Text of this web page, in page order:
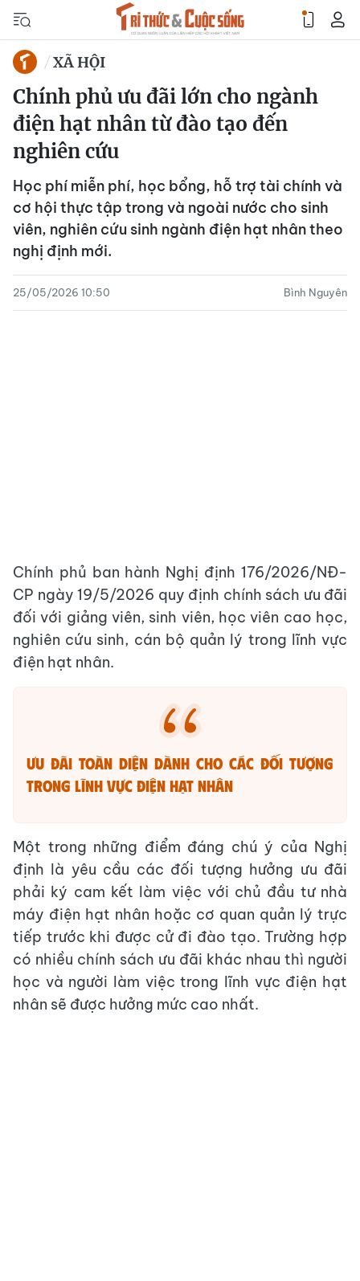
XÃ HỘI
Chính phủ ưu đãi lớn cho ngành
điện hạt nhân từ đào tạo đến
nghiên cứu
Học phí miễn phí, học bổng, hỗ trợ tài chính và
cơ hội thực tập trong và ngoài nước cho sinh
viên, nghiên cứu sinh ngành điện hạt nhân theo
nghị định mới.
25/05/2026 10:50 Bình Nguyên
Chính phủ ban hành Nghị định 176/2026/NĐ-
CP ngày 19/5/2026 quy định chính sách ưu đãi
đối với giảng viên, sinh viên, học viên cao học,
nghiên cứu sinh, cán bộ quản lý trong lĩnh vực
điện hạt nhân.
Ưu đãi toàn diện dành cho các đối tượng
trong lĩnh vực điện hạt nhân
Một trong những điểm đáng chú ý của Nghị
định là yêu cầu các đối tượng hưởng ưu đãi
phải ký cam kết làm việc với chủ đầu tư nhà
máy điện hạt nhân hoặc cơ quan quản lý trực
tiếp trước khi được cử đi đào tạo. Trường hợp
có nhiều chính sách ưu đãi khác nhau thì người
học và người làm việc trong lĩnh vực điện hạt
nhân sẽ được hưởng mức cao nhất.